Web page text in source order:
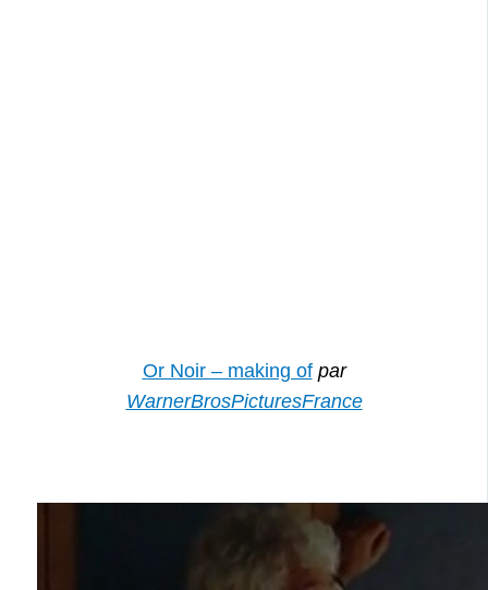
Or Noir – making of par
WarnerBrosPicturesFrance